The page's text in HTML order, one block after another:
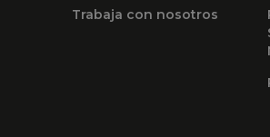
Trabaja con nosotros